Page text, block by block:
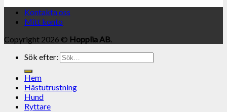
Kontakta oss
Mitt konto
Copyright 2026 © Hopplia AB.
Sök efter:
Hem
Hästutrustning
Hund
Ryttare